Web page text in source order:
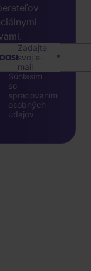
Zadajte
svoj e-
mail
Súhlasím
so
spracovaním
osobných
údajov